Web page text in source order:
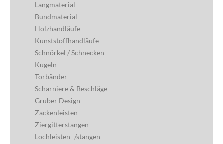
Langmaterial
Bundmaterial
Holzhandläufe
Kunststoffhandläufe
Schnörkel / Schnecken
Kugeln
Torbänder
Scharniere & Beschläge
Gruber Design
Zackenleisten
Ziergitterstangen
Lochleisten- /stangen